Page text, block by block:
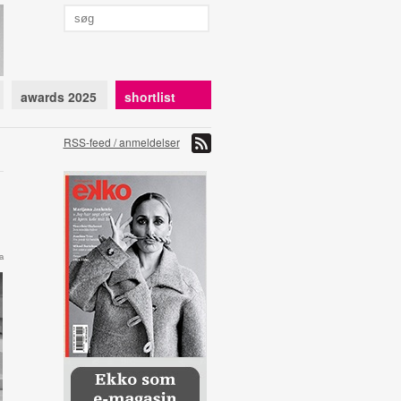
awards 2025 shortlist
RSS-feed / anmeldelser